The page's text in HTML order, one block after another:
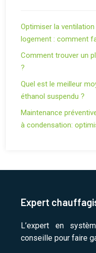
Optimiser la
logement : comment
Comment trouver un
?
Quel est le meilleur
éthanol suspendu ?
Maintenance
à condensation:
Expert
L’expert en
conseille pour faire